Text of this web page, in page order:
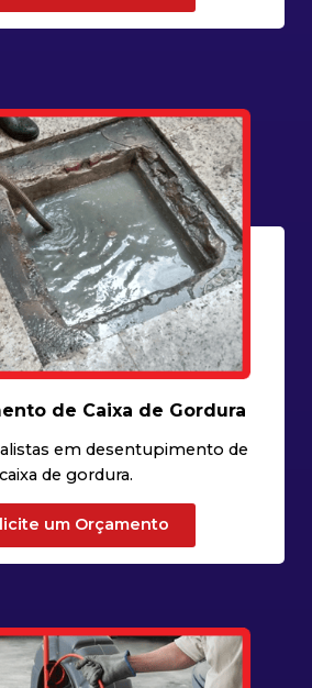
de Caixa de Gordura
em desentupimento de
caixa de gordura.
um Orçamento